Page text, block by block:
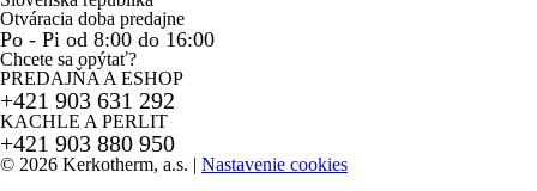
Otváracia doba predajne
Po - Pi od 8:00 do 16:00
Chcete sa opýtať?
PREDAJŇA A ESHOP
+421 903 631 292
KACHLE A PERLIT
+421 903 880 950
© 2026 Kerkotherm, a.s. | Nastavenie cookies